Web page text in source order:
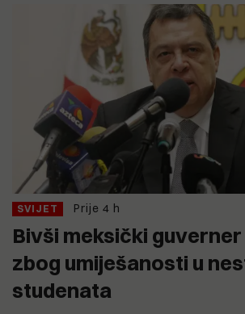
SVIJET Prije 4 h
Bivši meksički
zbog umiješanosti u
studenata